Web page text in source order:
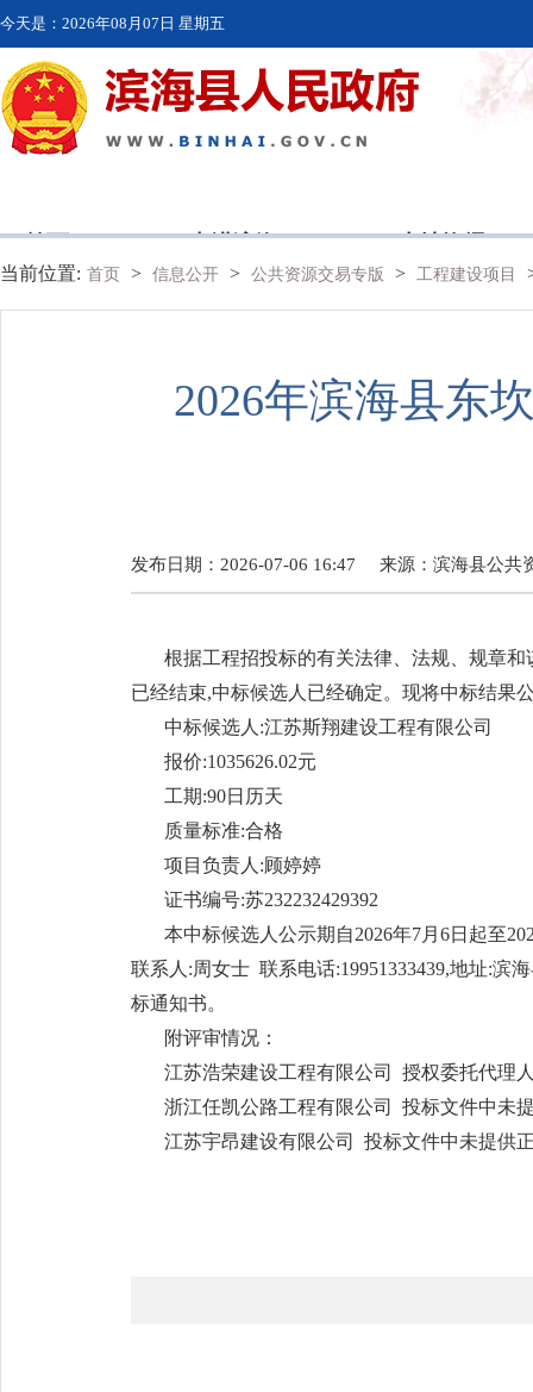
今天是： 2026年08月07日 星期五
首页 走进滨海 本地资讯
当前位置: 首页 > 信息公开 > 公共资源交易专版 > 工程建设项目
2026年滨海县东
发布日期：2026-07-06 16:47 来源： 滨海县公共
根据工程招投标的有关法律、法规、规章
已经结束,中标候选人已经确定。现将中标结果
中标候选人:江苏斯翔建设工程有限公司
报价:1035626.02元
工期:90日历天
质量标准:合格
项目负责人:顾婷婷
证书编号:苏232232429392
本中标候选人公示期自2026年7月6日起至
联系人:周女士 联系电话:19951333439,地址:滨
标通知书。
附评审情况：
江苏浩荣建设工程有限公司 授权委托代
浙江任凯公路工程有限公司 投标文件中未
江苏宇昂建设有限公司 投标文件中未提供